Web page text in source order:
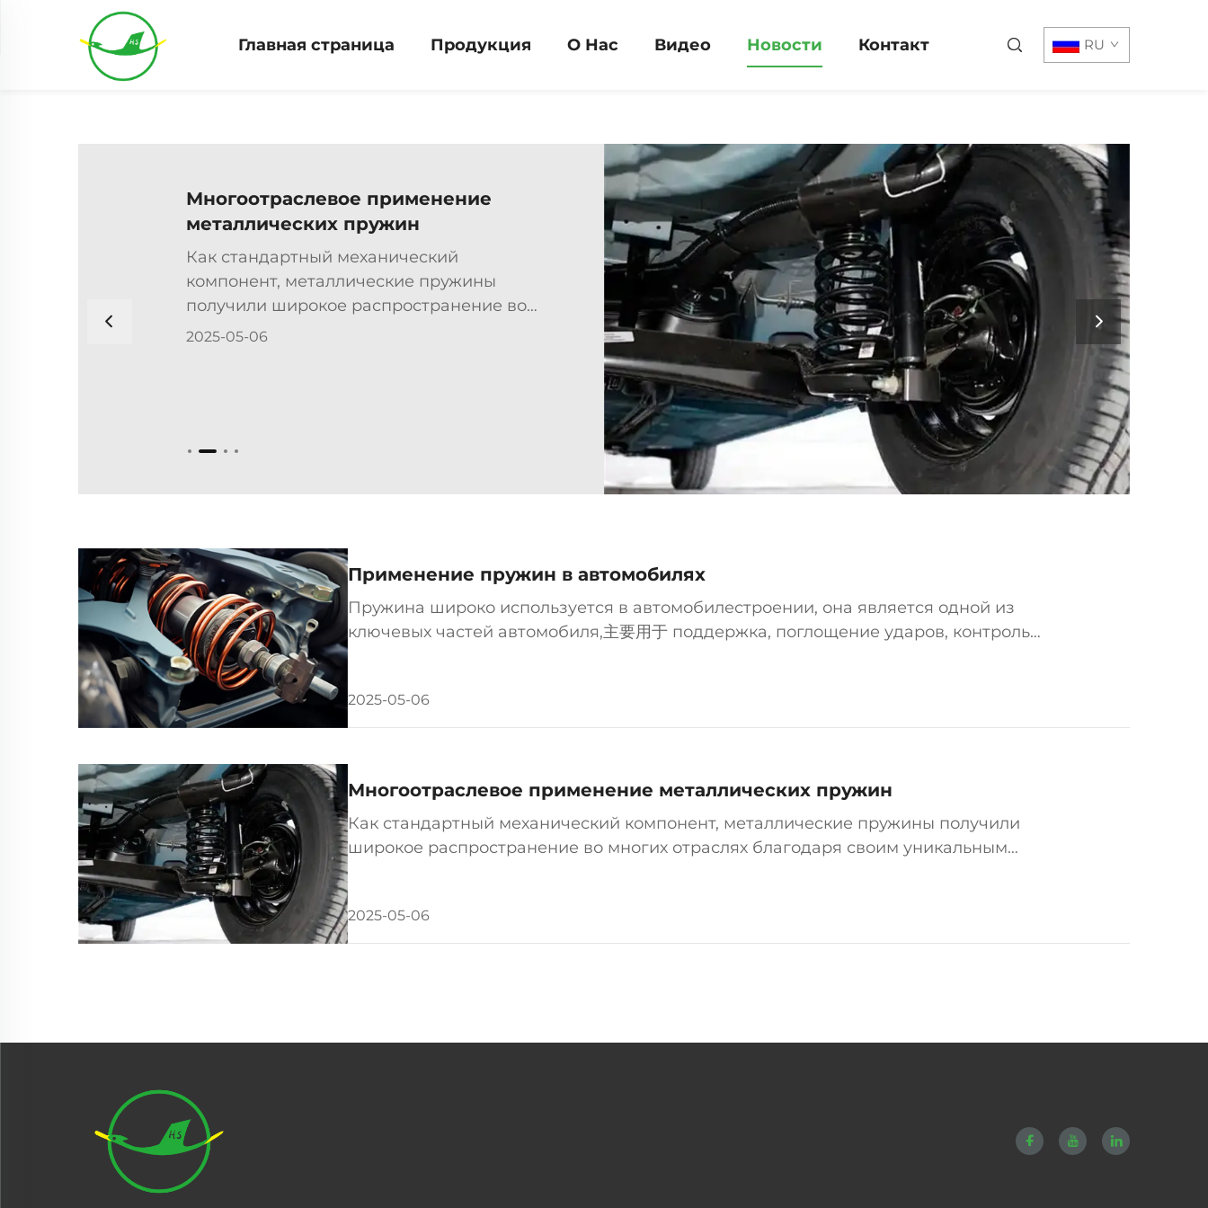
Главная страница Продукция О Нас Видео Новости Контакт RU
Многоотраслевое применение
металлических пружин
Как стандартный механический
компонент, металлические пружины
получили широкое распространение во
многих отраслях благодаря своим
2025-05-06
Применение пружин в автомобилях
Пружина широко используется в автомобилестроении, она является одной из
ключевых частей автомобиля,主要用于 поддержка, поглощение ударов, контроль
2025-05-06
Многоотраслевое применение металлических пружин
Как стандартный механический компонент, металлические пружины получили
широкое распространение во многих отраслях благодаря своим уникальным
2025-05-06